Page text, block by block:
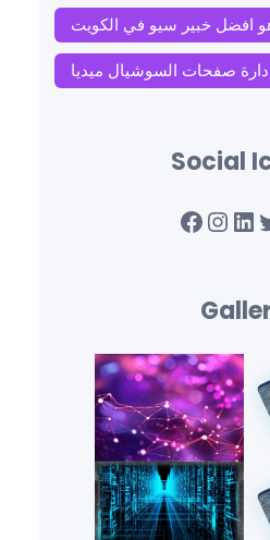
افضل خبير سيو في الكويت
إدارة صفحات السوشيال ميديا
Social
Facebook InstagramLinkedIn Twitter